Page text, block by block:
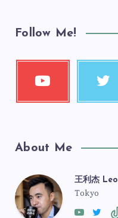
Follow Me!
About Me
王利杰 Leo
Tokyo